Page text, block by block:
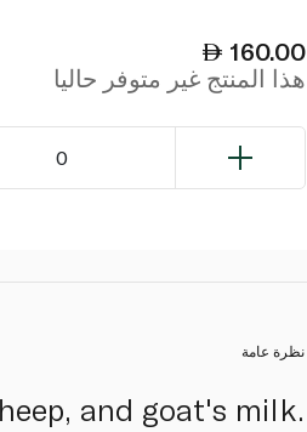
160.00
هذا المنتج غير متوفر حاليا
0
نظرة عامة
and goat's milk.